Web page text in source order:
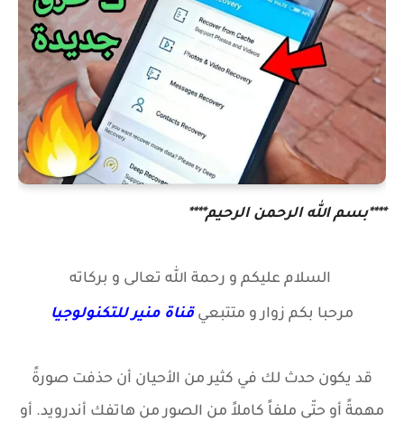
****بسم الله الرحمن الرحيم****
السلام عليكم و رحمة الله تعالى و بركاته
مرحبا بكم زوار و متتبعي قناة منير للتكنولوجيا
قد يكون حدث لك في كثير من الأحيان أن حذفت صورةً
مهمةً أو حتّى ملفاً كاملاً من الصور من هاتفك أندرويد. أو